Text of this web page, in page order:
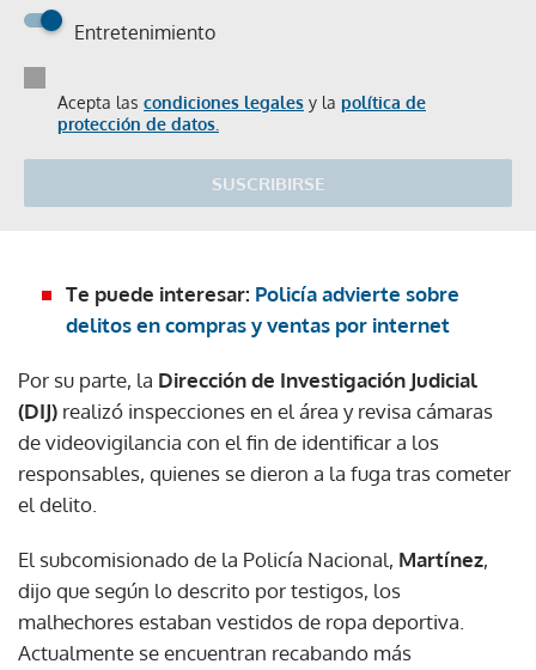
Entretenimiento
Acepta las condiciones legales y la política de
protección de datos.
SUSCRIBIRSE
Te puede interesar: Policía advierte sobre
delitos en compras y ventas por internet
Por su parte, la Dirección de Investigación Judicial
(DIJ) realizó inspecciones en el área y revisa cámaras
de videovigilancia con el fin de identificar a los
responsables, quienes se dieron a la fuga tras cometer
el delito.
El subcomisionado de la Policía Nacional, Martínez,
dijo que según lo descrito por testigos, los
malhechores estaban vestidos de ropa deportiva.
Actualmente se encuentran recabando más